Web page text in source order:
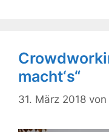
macht‘s“
31. März 2018 von